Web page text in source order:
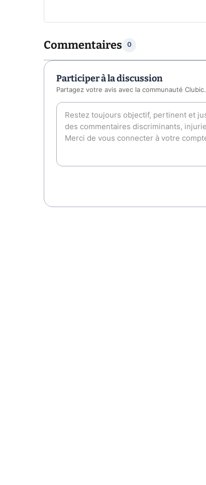
Commentaires 0
Participer à la discussion
Partagez votre avis avec la communauté Clubic.